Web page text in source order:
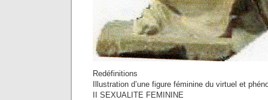
Redéfinitions
Illustration d’une figure féminine du virtuel et
II SEXUALITE FEMININE